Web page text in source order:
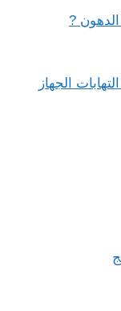
?
الجهاز